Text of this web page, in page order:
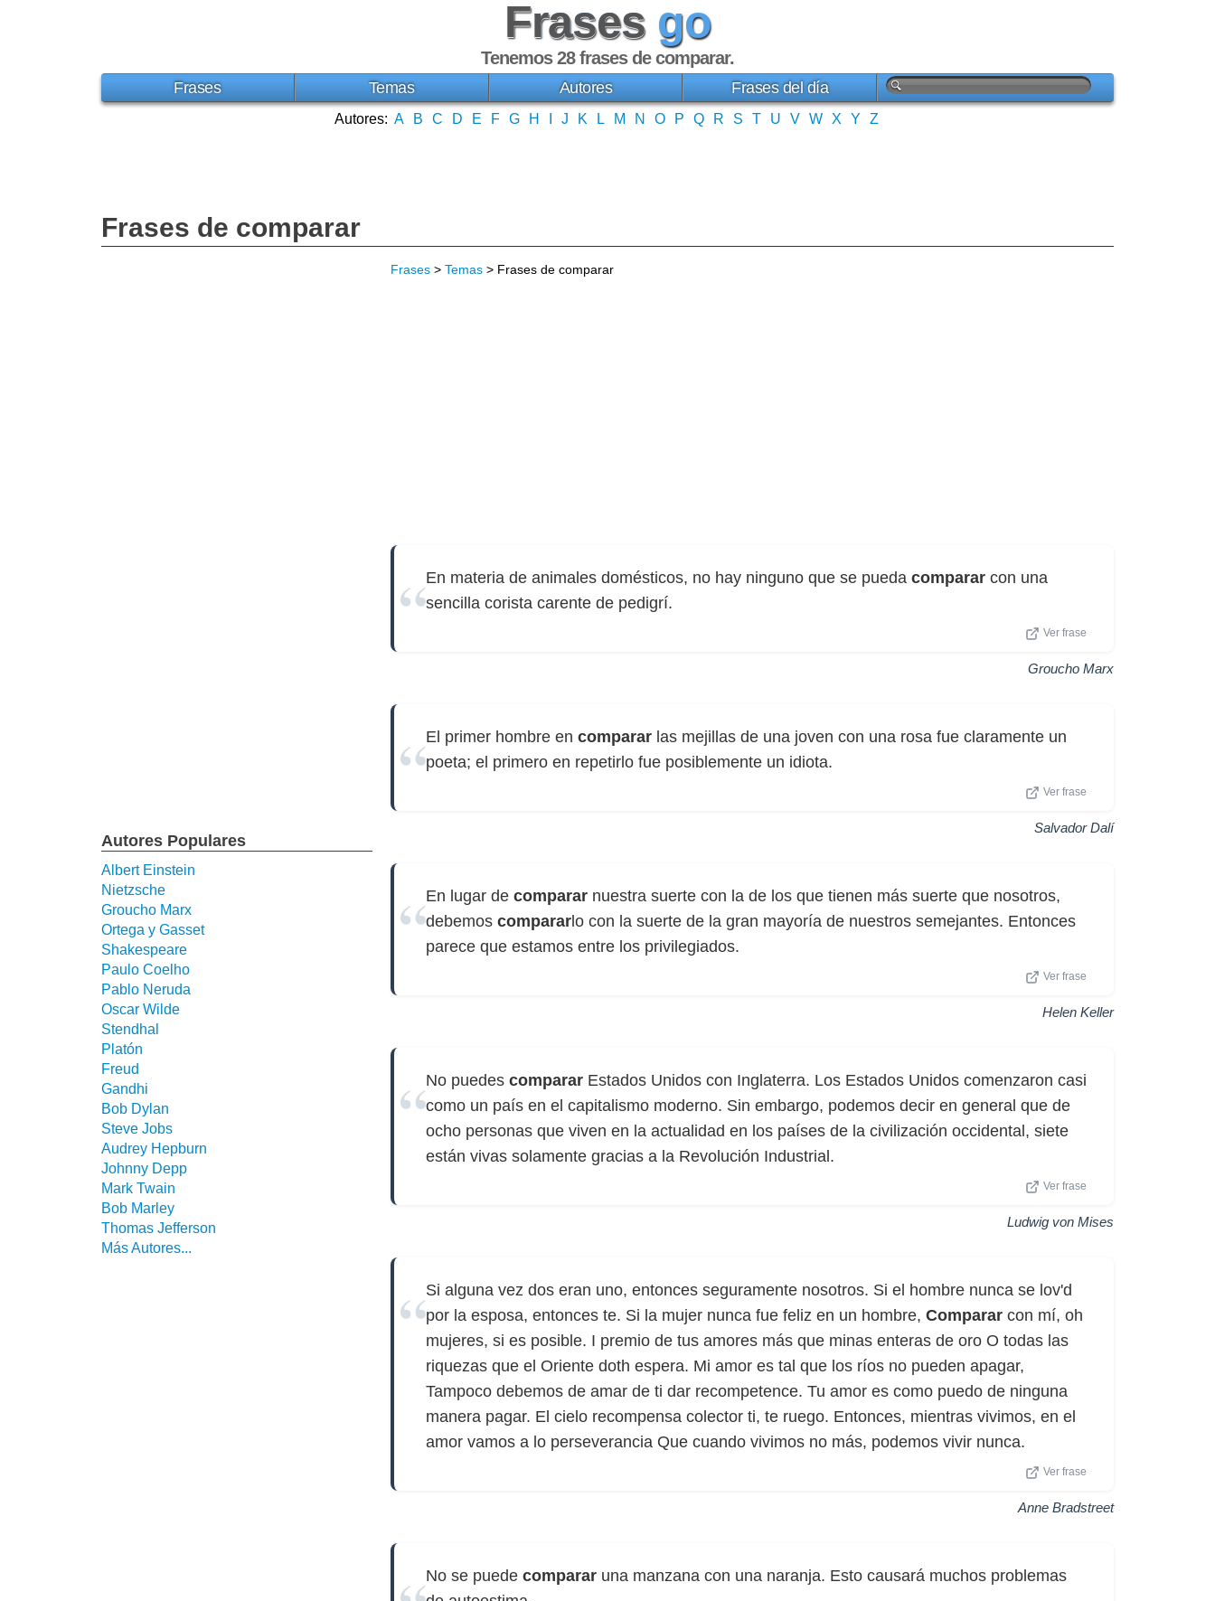
Frases go
Tenemos 28frases de comparar.
Frases Temas Autores Frases del día
Autores: A B C D E F G H J K L M N O P Q R S T U V W X Y Z
Frases de comparar
Frases > Temas > Frases de comparar
En materia de animales domésticos, no hay ninguno que se pueda comparar con una
sencilla corista carente de pedigrí.
Ver frase
Groucho Marx
El primer hombre en comparar las mejillas de una joven con una rosa fue claramente un
poeta; el primero en repetirlo fue posiblemente un idiota.
Ver frase
Salvador Dalí
En lugar de comparar nuestra suerte con la de los que tienen más suerte que nosotros,
debemos comparar lo con la suerte de la gran mayoría de nuestros semejantes. Entonces
parece que estamos entre los privilegiados.
Ver frase
Helen Keller
No puedes comparar Estados Unidos con Inglaterra. Los Estados Unidos comenzaron casi
como un país en el capitalismo moderno. Sin embargo, podemos decir en general que de
ocho personas que viven en la actualidad en los países de la civilización occidental, siete
están vivas solamente gracias a la Revolución Industrial.
Ver frase
Ludwig von Mises
Si alguna vez dos eran uno, entonces seguramente nosotros. Si el hombre nunca se lov'd
por la esposa, entonces te. Si la mujer nunca fue feliz en un hombre, Comparar con mí, oh
mujeres, si es posible. I premio de tus amores más que minas enteras de oro O todas las
riquezas que el Oriente doth espera. Mi amor es tal que los ríos no pueden apagar,
Tampoco debemos de amar de ti dar recompetence. Tu amor es como puedo de ninguna
manera pagar. El cielo recompensa colector ti, te ruego. Entonces, mientras vivimos, en el
amor vamos a lo perseverancia Que cuando vivimos no más, podemos vivir nunca.
Ver frase
Anne Bradstreet
No se puede comparar una manzana con una naranja. Esto causará muchos problemas
Autores Populares
Albert Einstein
Nietzsche
Groucho Marx
Ortega y Gasset
Shakespeare
Paulo Coelho
Pablo Neruda
Oscar Wilde
Stendhal
Platón
Freud
Gandhi
Bob Dylan
Steve Jobs
Audrey Hepburn
Johnny Depp
Mark Twain
Bob Marley
Thomas Jefferson
Más Autores...